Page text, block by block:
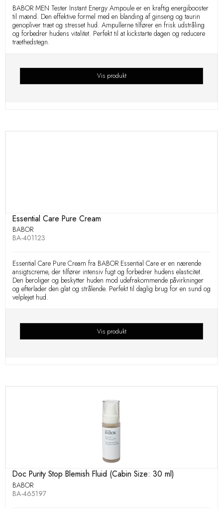
BABOR MEN Tester Instant Energy Ampoule er en kraftig energibooster
til mænd. Den effektive formel med en blanding af ginseng og taurin
genopliver træt og stresset hud. Ampullerne tilfører en frisk udstråling
og forbedrer hudens vitalitet. Perfekt til at kickstarte dagen og reducere
træthedstegn.
Vis produkt
Essential Care Pure Cream
BABOR
BA-401123
Essential Care Pure Cream fra BABOR Essential Care er en nærende
ansigtscreme, der tilfører intensiv fugt og forbedrer hudens elasticitet.
Den beroliger og beskytter huden mod udefrakommende påvirkninger
og efterlader den glat og strålende. Perfekt til daglig brug for en sund og
velplejet hud.
Vis produkt
Doc Purity Stop Blemish Fluid (Cabin Size: 30 ml)
BABOR
BA-465197